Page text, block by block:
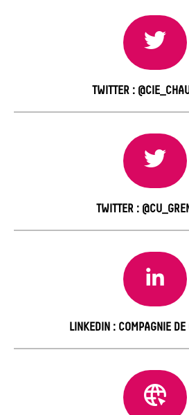
TWITTER :
TWITTER :
LINKEDIN : COMPAGNIE DE